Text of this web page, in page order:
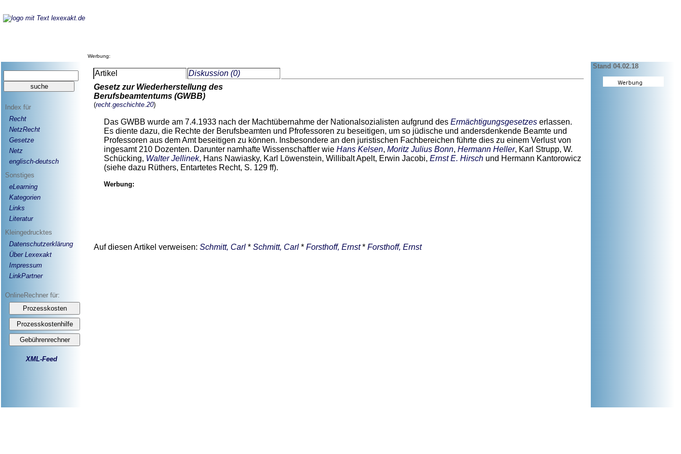
Werbung:
Index für
Recht
NetzRecht
Gesetze
Netz
englisch-deutsch
Sonstiges
eLearning
Kategorien
Links
Literatur
Kleingedrucktes
Datenschutzerklärung
Über Lexexakt
Impressum
LinkPartner
OnlineRechner für:
XML-Feed
Artikel
Diskussion (0)
Gesetz zur Wiederherstellung des
Berufsbeamtentums (GWBB)
(recht.geschichte.20)
Das GWBB wurde am 7.4.1933 nach der Machtübernahme der Nationalsozialisten aufgrund des Ermächtigungsgesetzes erlassen.
Es diente dazu, die Rechte der Berufsbeamten und Pfrofessoren zu beseitigen, um so jüdische und andersdenkende Beamte und
Professoren aus dem Amt beseitigen zu können. Insbesondere an den juristischen Fachbereichen führte dies zu einem Verlust von
ingesamt 210 Dozenten. Darunter namhafte Wissenschaftler wie Hans Kelsen, Moritz Julius Bonn, Hermann Heller, Karl Strupp, W.
Schücking, Walter Jellinek, Hans Nawiasky, Karl Löwenstein, Willibalt Apelt, Erwin Jacobi, Ernst E. Hirsch und Hermann Kantorowicz
(siehe dazu Rüthers, Entartetes Recht, S. 129 ff).
Werbung:
Auf diesen Artikel verweisen: Schmitt, Carl * Schmitt, Carl * Forsthoff, Ernst* Forsthoff, Ernst
Stand 04.02.18